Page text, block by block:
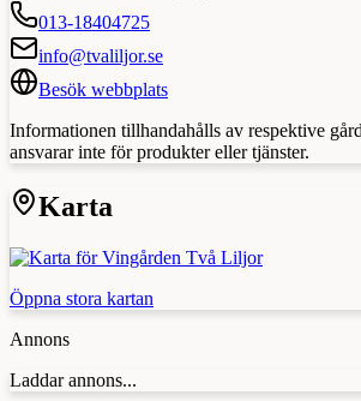
013-18404725
info@tvaliljor.se
Besök webbplats
Informationen tillhandahålls av respektive
ansvarar inte för produkter eller tjänster.
Karta
Öppna stora kartan
Annons
Laddar annons...